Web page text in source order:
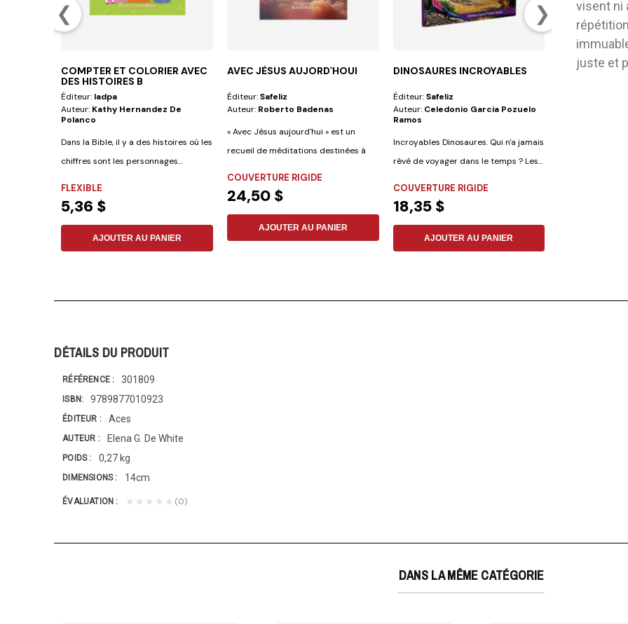
❮ ❯
COMPTER ET COLORIER AVEC
DES HISTOIRES B
Éditeur: Iadpa
Auteur: Kathy Hernandez De
Polanco
Dans la Bible, il y a des histoires où les
chiffres sont les personnages...
FLEXIBLE
5,36 $
AJOUTER AU PANIER
AVEC JÈSUS AUJORD`HOUI
Éditeur:Safeliz
Auteur: Roberto Badenas
« Avec Jésus aujourd'hui » est un
recueil de méditations destinées à
COUVERTURE RIGIDE
24,50 $
AJOUTER AU PANIER
DINOSAURES INCROYABLES
Éditeur:Safeliz
Auteur: Celedonio Garcia Pozuelo
Ramos
Incroyables Dinosaures. Qui n'a jamais
rêvé de voyager dans le temps ? Les...
COUVERTURE RIGIDE
18,35 $
AJOUTER AU PANIER
DONNEZ LUI
visent ni
juste et
DÉTAILS DU PRODUIT
RÉFÉRENCE 301809
ISBN 9789877010923
ÉDITEUR Aces
AUTEUR Elena G. De White
POIDS 0,27 kg
DIMENSIONS 14cm
ÉVALUATION ★★★★★ (0)
DANS LA MÊME CATÉGORIE